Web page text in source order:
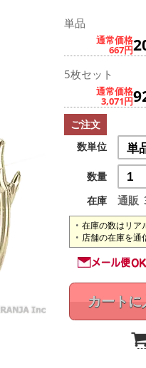
単品
通常価格
667円
5枚セット
通常価格
3,071円
ご注文
数単位
数量
在庫
通販
在庫の数はリア
店舗の在庫を通
カートに